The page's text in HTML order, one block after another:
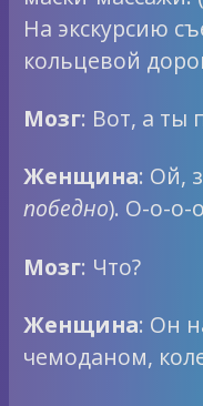
На экскурсию
кольцевой
Мозг: Вот, а ты
Женщина: Ой,
победно). О-о-о-
Мозг: Что?
Женщина: Он
чемоданом,